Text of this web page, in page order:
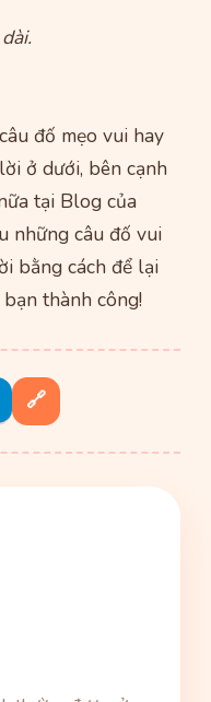
đố mẹo vui hay
ở dưới, bên cạnh
tại Blog của
những câu đố vui
bằng cách để lại
thành công!
🔗